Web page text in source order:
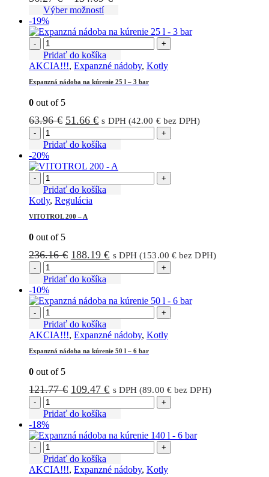
na
stránke
produktu.
through
134.69 €
Výber možností
má
variantov.
Možnosti
môžete
stránke
produktu.
-19%
- +
Pridať do košíka
AKCIA!!!, Expanzné nádoby, Kotly
Expanzná nádoba na kúrenie 25 l – 3 bar
0 out of 5
63.96€ Pôvodná
bola:
51.66€Aktuálna
je:
s DPH (42.00 €bez DPH)
- +
Pridať do košíka
-20%
- +
Pridať do košíka
Kotly, Regulácia
VITOTROL 200 – A
0 out of 5
236.16€ Pôvodná
bola:
188.19€Aktuálna
s DPH (153.00 € bez DPH)
- +
Pridať do košíka
-10%
- +
Pridať do košíka
AKCIA!!!, Expanzné nádoby, Kotly
Expanzná nádoba na kúrenie 50 l – 6 bar
0 out of 5
121.77€ Pôvodná
bola:
109.47€Aktuálna
s DPH (89.00 €bez DPH)
- +
Pridať do košíka
-18%
- +
Pridať do košíka
AKCIA!!!, Expanzné nádoby, Kotly